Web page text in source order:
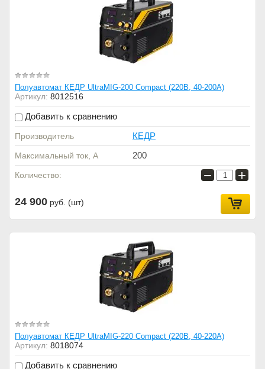
Полуавтомат КЕДР UltraMIG-200 Compact (220В, 40-200А)
Артикул: 8012516
Добавить к сравнению
Производитель КЕДР
Максимальный ток, А 200
Количество: − +
24 900 руб. (шт)
Полуавтомат КЕДР UltraMIG-220 Compact (220В, 40-220А)
Артикул: 8018074
Добавить к сравнению